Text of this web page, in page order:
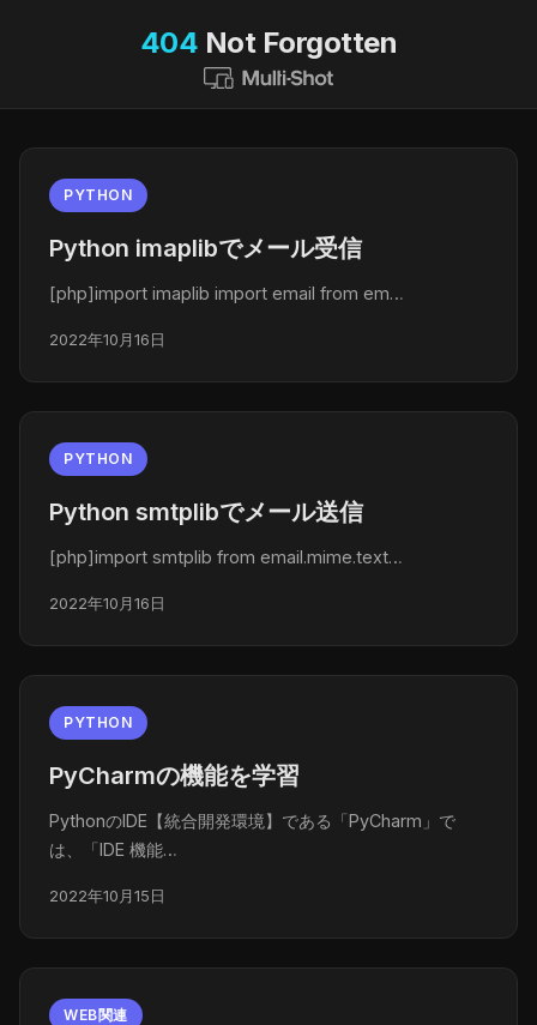
404 Not Forgotten
PYTHON
Python imaplibでメール受信
[php]import imaplib import email from em…
2022年10月16日
PYTHON
Python smtplibでメール送信
[php]import smtplib from email.mime.text…
2022年10月16日
PYTHON
PyCharmの機能を学習
PythonのIDE【統合開発環境】である「PyCharm」で
は、「IDE 機能…
2022年10月15日
WEB関連